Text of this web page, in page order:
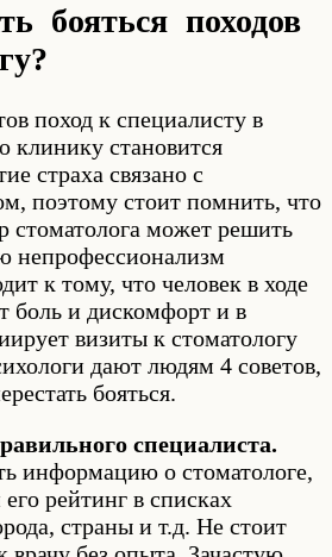
бояться походов
поход к специалисту в
клинику становится
страха связано с
поэтому стоит помнить, что
стоматолога может решить
непрофессионализм
к тому, что человек в ходе
боль и дискомфорт и в
визиты к стоматологу
дают людям 4 советов,
бояться.
специалиста.
информацию о стоматологе,
рейтинг в списках
страны и т.д. Не стоит